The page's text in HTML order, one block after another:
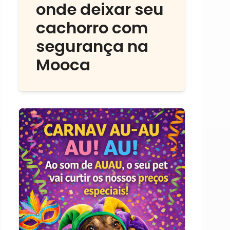
onde deixar seu
cachorro com
segurança na
Mooca